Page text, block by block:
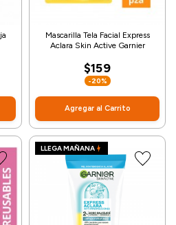
Mascarilla Tela Facial Express
Aclara Skin Active Garnier
$159
-20%
Agregar al Carrito
LLEGA MAÑANA